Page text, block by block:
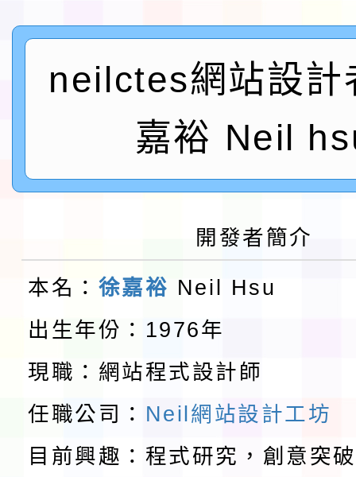
及師生本土語及新住民
實施要點各1份
115年食農教育專業人
程
函轉國家通訊傳播委員
鎮韌性（防空）演習－
「115年金融知識線上
法」
本校115學年度第1學
第3次招考代課鐘點教
告(不再辦理後續甄選)
檢送「桃園市115學年
賽實施要點」1份
本市「115學年度學生
程安排一案
「桃園市補助參觀特色
展演活動實施計畫」
請一案
教育部校安中心白海豚
報
淨零綠領人才培育課程
檢送桃園市115學年度
neilctes網站設計
嘉裕 Neil
開發者簡介
本名： 徐嘉裕 Neil Hsu
出生年份：1976年
現職：網站程式設計師
任職公司： Neil網站設計工坊
目前興趣：程式研究，創意突